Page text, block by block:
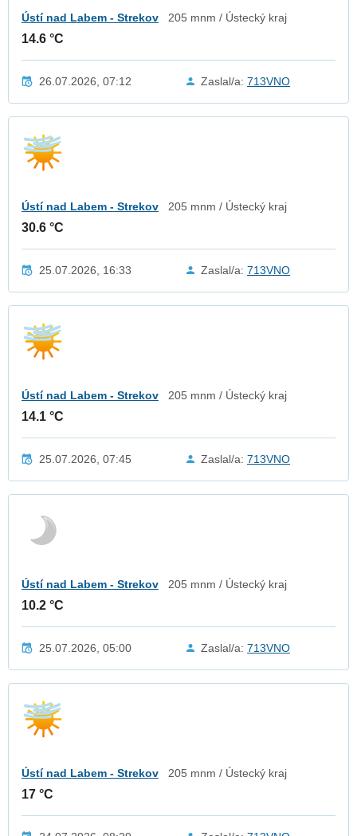
Ústí nad Labem - Strekov 205 mnm / Ústecký kraj
14.6 °C
26.07.2026, 07:12 Zaslal/a: 713VNO
Ústí nad Labem - Strekov 205 mnm / Ústecký kraj
30.6 °C
25.07.2026, 16:33 Zaslal/a: 713VNO
Ústí nad Labem - Strekov 205 mnm / Ústecký kraj
14.1 °C
25.07.2026, 07:45 Zaslal/a: 713VNO
Ústí nad Labem - Strekov 205 mnm / Ústecký kraj
10.2 °C
25.07.2026, 05:00 Zaslal/a: 713VNO
Ústí nad Labem - Strekov 205 mnm / Ústecký kraj
17 °C